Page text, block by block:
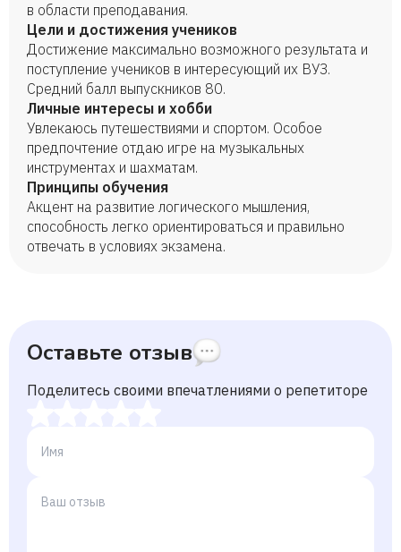
в области преподавания.
Цели и достижения учеников
Достижение максимально возможного результата и
поступление учеников в интересующий их ВУЗ.
Средний балл выпускников 80.
Личные интересы и хобби
Увлекаюсь путешествиями и спортом. Особое
предпочтение отдаю игре на музыкальных
инструментах и шахматам.
Принципы обучения
Акцент на развитие логического мышления,
способность легко ориентироваться и правильно
отвечать в условиях экзамена.
Оставьте отзыв
Поделитесь своими впечатлениями о репетиторе